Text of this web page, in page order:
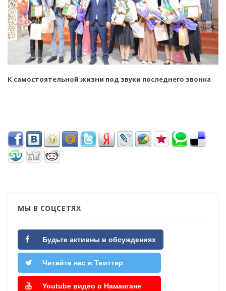
К самостоятельной жизни под звуки последнего звонка
МЫ В СОЦСЕТЯХ
Будьте активны в обсуждениях
Читайте нас в Твиттер
Youtube видео о Намангане